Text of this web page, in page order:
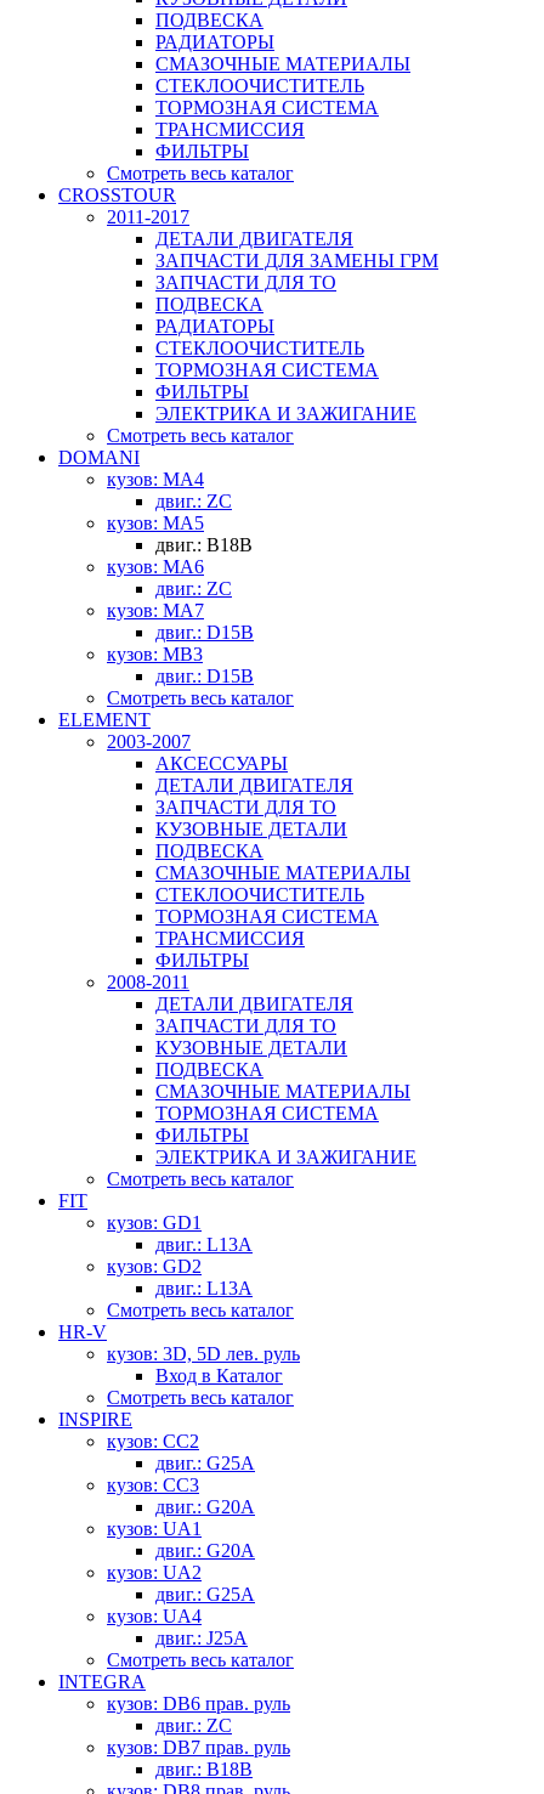
ПОДВЕСКА
РАДИАТОРЫ
СМАЗОЧНЫЕ МАТЕРИАЛЫ
СТЕКЛООЧИСТИТЕЛЬ
ТОРМОЗНАЯ СИСТЕМА
ТРАНСМИССИЯ
ФИЛЬТРЫ
Смотреть весь каталог
CROSSTOUR
2011-2017
ДЕТАЛИ ДВИГАТЕЛЯ
ЗАПЧАСТИ ДЛЯ ЗАМЕНЫ ГРМ
ЗАПЧАСТИ ДЛЯ ТО
ПОДВЕСКА
РАДИАТОРЫ
СТЕКЛООЧИСТИТЕЛЬ
ТОРМОЗНАЯ СИСТЕМА
ФИЛЬТРЫ
ЭЛЕКТРИКА И ЗАЖИГАНИЕ
Смотреть весь каталог
DOMANI
кузов: MA4
двиг.: ZC
кузов: MA5
двиг.: B18B
кузов: MA6
двиг.: ZC
кузов: MA7
двиг.: D15B
кузов: MB3
двиг.: D15B
Смотреть весь каталог
ELEMENT
2003-2007
АКСЕССУАРЫ
ДЕТАЛИ ДВИГАТЕЛЯ
ЗАПЧАСТИ ДЛЯ ТО
КУЗОВНЫЕ ДЕТАЛИ
ПОДВЕСКА
СМАЗОЧНЫЕ МАТЕРИАЛЫ
СТЕКЛООЧИСТИТЕЛЬ
ТОРМОЗНАЯ СИСТЕМА
ТРАНСМИССИЯ
ФИЛЬТРЫ
2008-2011
ДЕТАЛИ ДВИГАТЕЛЯ
ЗАПЧАСТИ ДЛЯ ТО
КУЗОВНЫЕ ДЕТАЛИ
ПОДВЕСКА
СМАЗОЧНЫЕ МАТЕРИАЛЫ
ТОРМОЗНАЯ СИСТЕМА
ФИЛЬТРЫ
ЭЛЕКТРИКА И ЗАЖИГАНИЕ
Смотреть весь каталог
FIT
кузов: GD1
двиг.: L13A
кузов: GD2
двиг.: L13A
Смотреть весь каталог
HR-V
кузов: 3D, 5D лев. руль
Вход в Каталог
Смотреть весь каталог
INSPIRE
кузов: CC2
двиг.: G25A
кузов: CC3
двиг.: G20A
кузов: UA1
двиг.: G20A
кузов: UA2
двиг.: G25A
кузов: UA4
двиг.: J25A
Смотреть весь каталог
INTEGRA
кузов: DB6 прав. руль
двиг.: ZC
кузов: DB7 прав. руль
двиг.: B18B